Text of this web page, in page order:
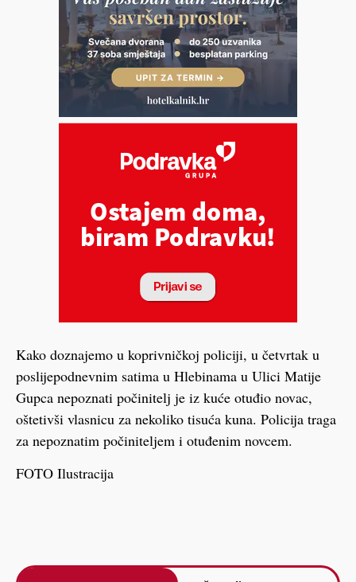
Kako doznajemo u koprivničkoj policiji, u četvrtak u
poslijepodnevnim satima u Hlebinama u Ulici Matije
Gupca nepoznati počinitelj je iz kuće otuđio novac,
oštetivši vlasnicu za nekoliko tisuća kuna. Policija traga
za nepoznatim počiniteljem i otuđenim novcem.
FOTO Ilustracija